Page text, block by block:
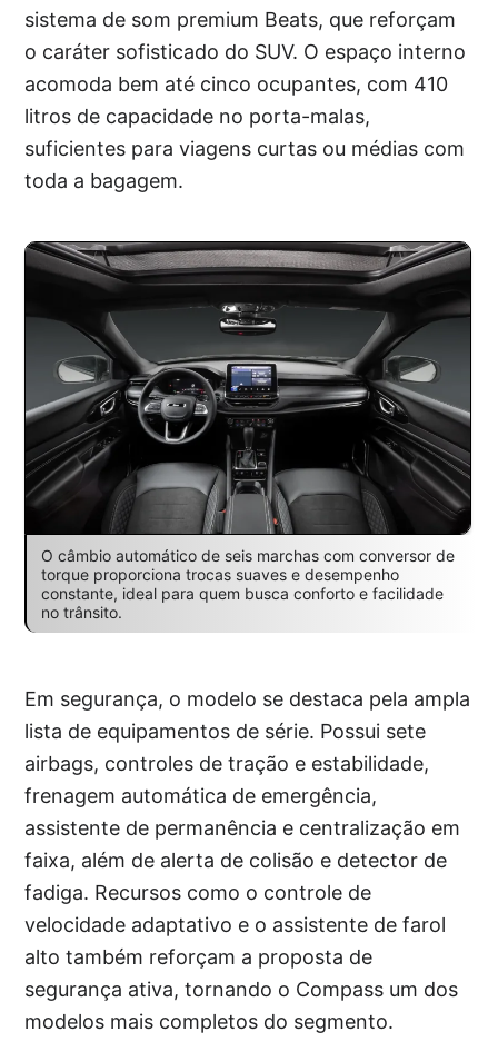
sistema de som premium Beats, que reforçam
o caráter sofisticado do SUV. O espaço interno
acomoda bem até cinco ocupantes, com 410
litros de capacidade no porta-malas,
suficientes para viagens curtas ou médias com
toda a bagagem.
O câmbio automático de seis marchas com conversor de
torque proporciona trocas suaves e desempenho
constante, ideal para quem busca conforto e facilidade
no trânsito.
Em segurança, o modelo se destaca pela ampla
lista de equipamentos de série. Possui sete
airbags, controles de tração e estabilidade,
frenagem automática de emergência,
assistente de permanência e centralização em
faixa, além de alerta de colisão e detector de
fadiga. Recursos como o controle de
velocidade adaptativo e o assistente de farol
alto também reforçam a proposta de
segurança ativa, tornando o Compass um dos
modelos mais completos do segmento.